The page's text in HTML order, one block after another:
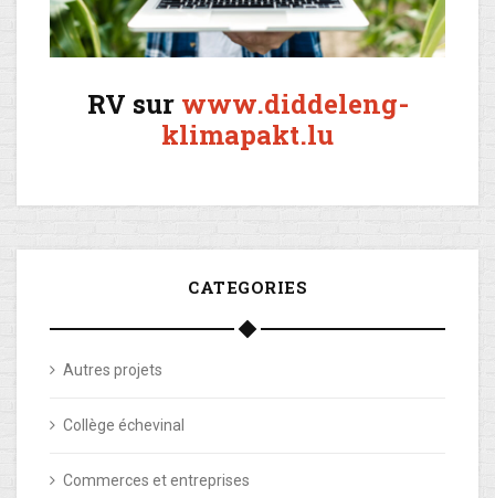
RV sur www.diddeleng-
klimapakt.lu
CATEGORIES
Autres projets
Collège échevinal
Commerces et entreprises